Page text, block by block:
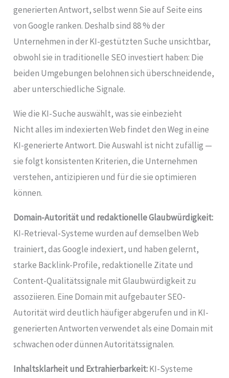
generierten Antwort, selbst wenn Sie auf Seite eins
von Google ranken. Deshalb sind 88 % der
Unternehmen in der KI-gestützten Suche unsichtbar,
obwohl sie in traditionelle SEO investiert haben: Die
beiden Umgebungen belohnen sich überschneidende,
aber unterschiedliche Signale.
Wie die KI-Suche auswählt, was sie einbezieht
Nicht alles im indexierten Web findet den Weg in eine
KI-generierte Antwort. Die Auswahl ist nicht zufällig —
sie folgt konsistenten Kriterien, die Unternehmen
verstehen, antizipieren und für die sie optimieren
können.
Domain-Autorität und redaktionelle Glaubwürdigkeit:
KI-Retrieval-Systeme wurden auf demselben Web
trainiert, das Google indexiert, und haben gelernt,
starke Backlink-Profile, redaktionelle Zitate und
Content-Qualitätssignale mit Glaubwürdigkeit zu
assoziieren. Eine Domain mit aufgebauter SEO-
Autorität wird deutlich häufiger abgerufen und in KI-
generierten Antworten verwendet als eine Domain mit
schwachen oder dünnen Autoritätssignalen.
Inhaltsklarheit und Extrahierbarkeit:KI-Systeme